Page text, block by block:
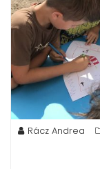
Rácz Andrea